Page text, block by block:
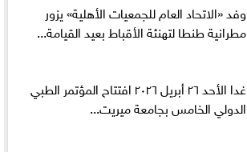
وفد «الاتحاد العام للجمعيات الأهلية» يزور
مطرانية طنطا لتهنئة الأقباط بعيد القيامة...
غدا الأحد ٢٦ أبريل ٢٠٢٦ افتتاح المؤتمر الطبي
الدولي الخامس بجامعة ميريت...